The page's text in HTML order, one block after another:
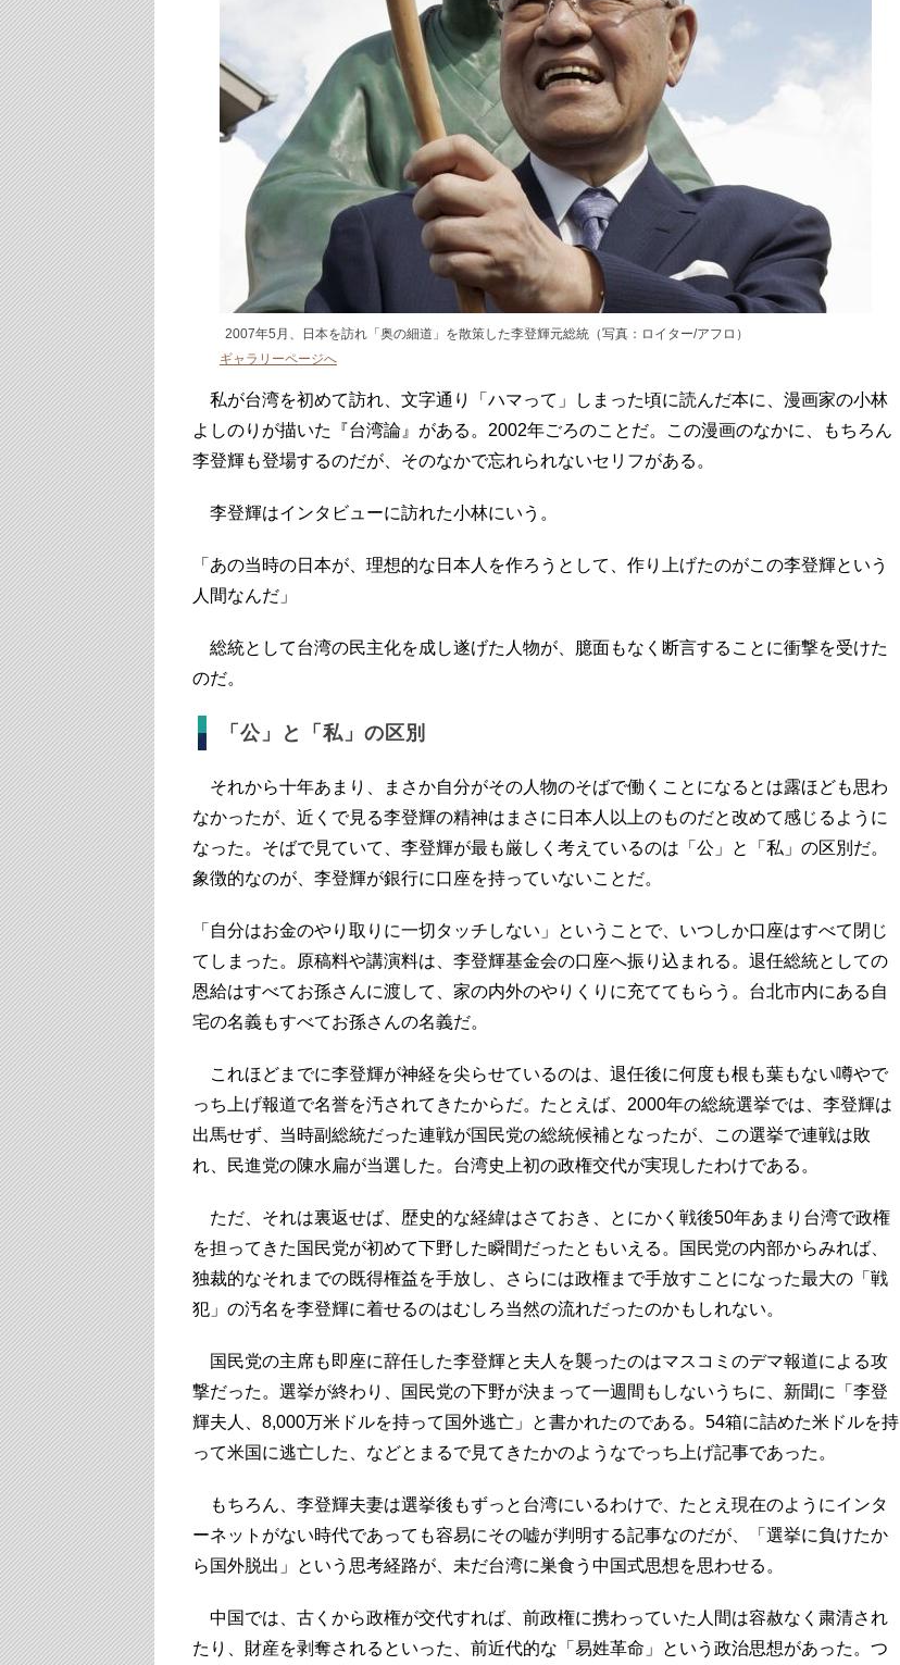
2007年5月、日本を訪れ「奥の細道」を散策した李登輝元総統（写真：ロイター/アフロ）
ギャラリーページへ
私が台湾を初めて訪れ、文字通り「ハマって」しまった頃に読んだ本に、漫画家の小林
よしのりが描いた『台湾論』がある。2002年ごろのことだ。この漫画のなかに、もちろん
李登輝も登場するのだが、そのなかで忘れられないセリフがある。
李登輝はインタビューに訪れた小林にいう。
「あの当時の日本が、理想的な日本人を作ろうとして、作り上げたのがこの李登輝という
人間なんだ」
総統として台湾の民主化を成し遂げた人物が、臆面もなく断言することに衝撃を受けた
のだ。
「公」と「私」の区別
それから十年あまり、まさか自分がその人物のそばで働くことになるとは露ほども思わ
なかったが、近くで見る李登輝の精神はまさに日本人以上のものだと改めて感じるように
なった。そばで見ていて、李登輝が最も厳しく考えているのは「公」と「私」の区別だ。
象徴的なのが、李登輝が銀行に口座を持っていないことだ。
「自分はお金のやり取りに一切タッチしない」ということで、いつしか口座はすべて閉じ
てしまった。原稿料や講演料は、李登輝基金会の口座へ振り込まれる。退任総統としての
恩給はすべてお孫さんに渡して、家の内外のやりくりに充ててもらう。台北市内にある自
宅の名義もすべてお孫さんの名義だ。
これほどまでに李登輝が神経を尖らせているのは、退任後に何度も根も葉もない噂やで
っち上げ報道で名誉を汚されてきたからだ。たとえば、2000年の総統選挙では、李登輝は
出馬せず、当時副総統だった連戦が国民党の総統候補となったが、この選挙で連戦は敗
れ、民進党の陳水扁が当選した。台湾史上初の政権交代が実現したわけである。
ただ、それは裏返せば、歴史的な経緯はさておき、とにかく戦後50年あまり台湾で政権
を担ってきた国民党が初めて下野した瞬間だったともいえる。国民党の内部からみれば、
独裁的なそれまでの既得権益を手放し、さらには政権まで手放すことになった最大の「戦
犯」の汚名を李登輝に着せるのはむしろ当然の流れだったのかもしれない。
国民党の主席も即座に辞任した李登輝と夫人を襲ったのはマスコミのデマ報道による攻
撃だった。選挙が終わり、国民党の下野が決まって一週間もしないうちに、新聞に「李登
輝夫人、8,000万米ドルを持って国外逃亡」と書かれたのである。54箱に詰めた米ドルを持
って米国に逃亡した、などとまるで見てきたかのようなでっち上げ記事であった。
もちろん、李登輝夫妻は選挙後もずっと台湾にいるわけで、たとえ現在のようにインタ
ーネットがない時代であっても容易にその嘘が判明する記事なのだが、「選挙に負けたか
ら国外脱出」という思考経路が、未だ台湾に巣食う中国式思想を思わせる。
中国では、古くから政権が交代すれば、前政権に携わっていた人間は容赦なく粛清され
たり、財産を剥奪されるといった、前近代的な「易姓革命」という政治思想があった。つ